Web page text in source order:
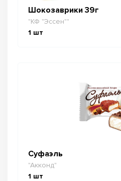
Шокозаврики 39г
"КФ "Эссен""
1 шт
Суфаэль
"Акконд"
1 шт